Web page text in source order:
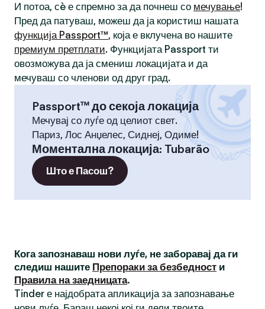
И потоа, сè е спремно за да почнеш со мечување!
Пред да патуваш, можеш да ја користиш нашата
функција Passport™, која е вклучена во нашите
премиум претплати. Функцијата Passport ти
овозможува да ја смениш локацијата и да
мечуваш со членови од друг град.
Passport™ до секоја локација
Мечувај со луѓе од целиот свет.
Париз, Лос Анџелес, Сиднеј, Одиме!
Моментална локација: Tubarão
Што е Пасош?
Кога запознаваш нови луѓе, не заборавај да ги
следиш нашите Препораки за безбедност и
Правила на заедницата.
Tinder е најдобрата апликација за запознавање